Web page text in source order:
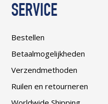
SERVICE
Bestellen
Betaalmogelijkheden
Verzendmethoden
Ruilen en retourneren